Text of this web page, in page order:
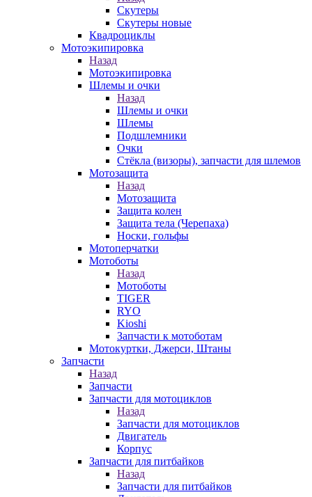
Скутеры
Скутеры новые
Квадроциклы
Мотоэкипировка
Назад
Мотоэкипировка
Шлемы и очки
Назад
Шлемы и очки
Шлемы
Подшлемники
Очки
Стёкла (визоры), запчасти для шлемов
Мотозащита
Назад
Мотозащита
Защита колен
Защита тела (Черепаха)
Носки, гольфы
Мотоперчатки
Мотоботы
Назад
Мотоботы
TIGER
RYO
Kioshi
Запчасти к мотоботам
Мотокуртки, Джерси, Штаны
Запчасти
Назад
Запчасти
Запчасти для мотоциклов
Назад
Запчасти для мотоциклов
Двигатель
Корпус
Запчасти для питбайков
Назад
Запчасти для питбайков